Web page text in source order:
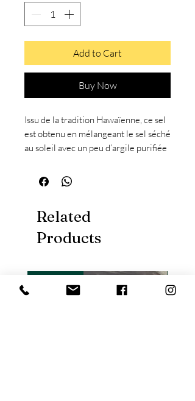
Add to Cart
Buy Now
Issu de la tradition Hawaïenne, ce sel
est obtenu en mélangeant le sel séché
au soleil avec un peu d’argile purifiée
donne cette couleur rouge brique.
Fin et aérien, ce sel à un goût
parfaitement avec une viande grillée.
Related
Products
Nouveauté